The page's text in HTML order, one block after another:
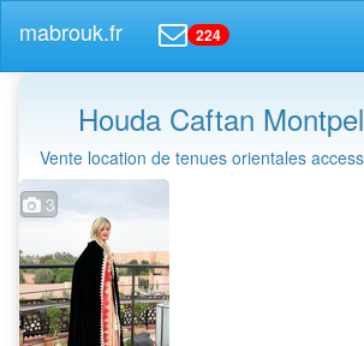
mabrouk.fr 224
Houda Caftan
Vente location de tenues orientales
3